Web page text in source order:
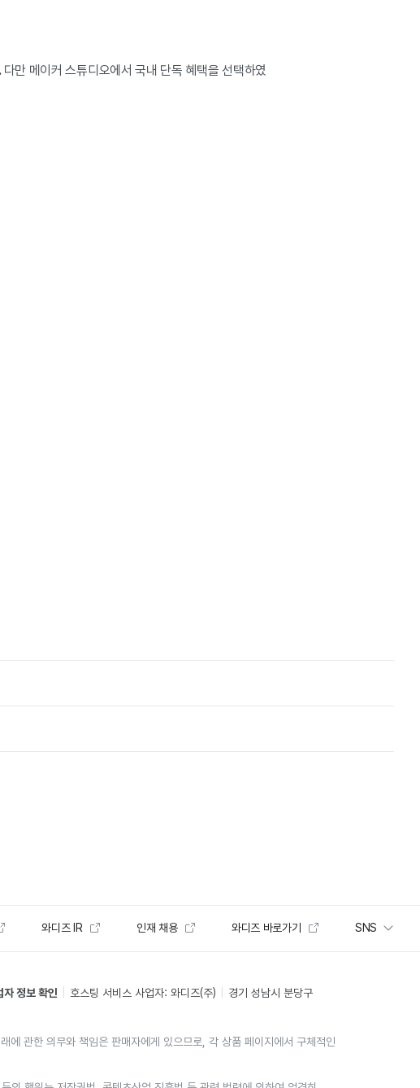
다만 메이커 스튜디오에서 국내 단독 혜택을 선택하였
와디즈 IR 인재 채용 와디즈 바로가기 SNS
자 정보 확인 호스팅 서비스 사업자: 와디즈(주)
경기 성남시 분당구
에 관한 의무와 책임은 판매자에게 있으므로, 각 상품 페이지에서 구체적인